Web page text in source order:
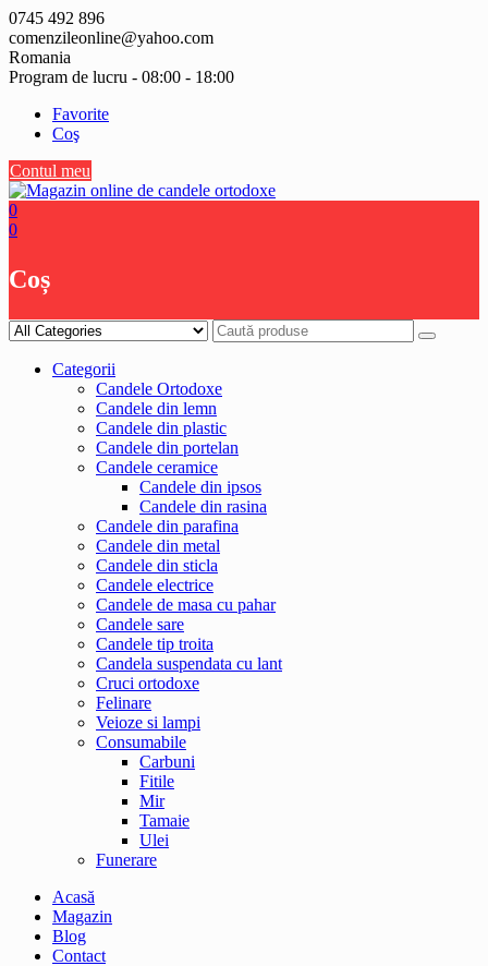
Skip
to
content
0745 492 896
comenzileonline@yahoo.com
Romania
Program de lucru - 08:00 - 18:00
Favorite
Coş
Contul meu
0
0
Coș
Categorii
Candele Ortodoxe
Candele din lemn
Candele din plastic
Candele din portelan
Candele ceramice
Candele din ipsos
Candele din rasina
Candele din parafina
Candele din metal
Candele din sticla
Candele electrice
Candele de masa cu pahar
Candele sare
Candele tip troita
Candela suspendata cu lant
Cruci ortodoxe
Felinare
Veioze si lampi
Consumabile
Carbuni
Fitile
Mir
Tamaie
Ulei
Funerare
Acasă
Magazin
Blog
Contact